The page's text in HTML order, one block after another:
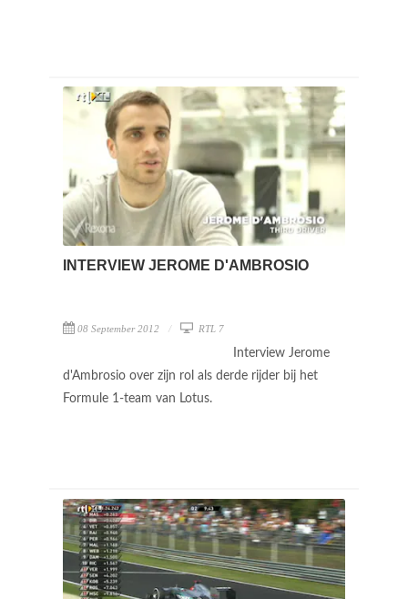
INTERVIEW JEROME D'AMBROSIO
08 September 2012 RTL 7
Interview Jerome
d'Ambrosio over zijn rol als derde rijder bij het
Formule 1-team van Lotus.